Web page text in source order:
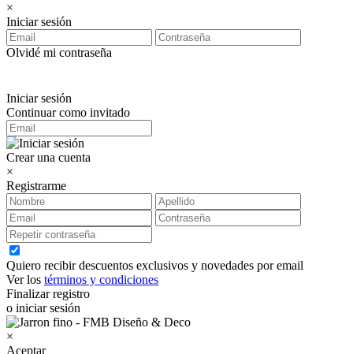
×
Iniciar sesión
Olvidé mi contraseña
Iniciar sesión
Continuar como invitado
Crear una cuenta
×
Registrarme
Quiero recibir descuentos exclusivos y novedades por email
Ver los términos y condiciones
Finalizar registro
o iniciar sesión
×
Aceptar